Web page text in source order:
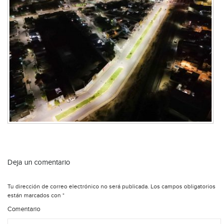
Deja un comentario
Tu dirección de correo electrónico no será publicada. Los campos obligatorios
están marcados con *
Comentario